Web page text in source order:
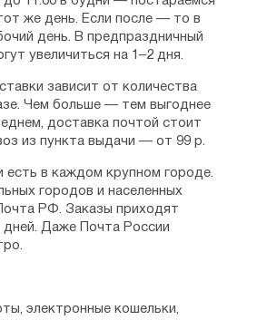
же день. Если после — то в
день. В предпраздничный
увеличиться на 1–2 дня.
зависит от количества
Чем больше — тем выгоднее
доставка почтой стоит
из пункта выдачи — от 99 р.
есть в каждом крупном городе.
городов и населенных
РФ. Заказы приходят
дней. Даже Почта России
электронные кошельки,